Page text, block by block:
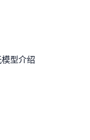
型介绍